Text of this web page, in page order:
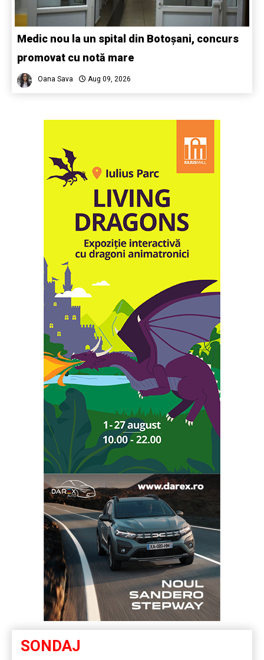
Medic nou la un spital din Botoșani, concurs
promovat cu notă mare
Oana Sava Aug 09, 2026
SONDAJ